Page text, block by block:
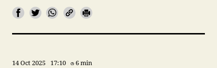
14 Oct 2025 17:10 6 min